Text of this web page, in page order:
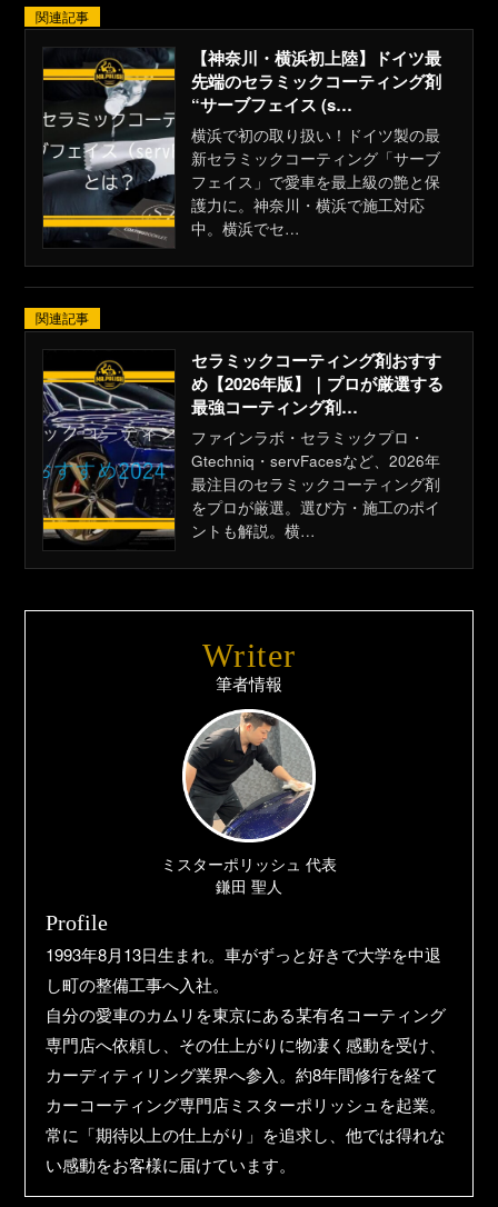
関連記事
【神奈川・横浜初上陸】ドイツ最
先端のセラミックコーティング剤
“サーブフェイス (s…
横浜で初の取り扱い！ドイツ製の最
新セラミックコーティング「サーブ
フェイス」で愛車を最上級の艶と保
護力に。神奈川・横浜で施工対応
中。横浜でセ…
関連記事
セラミックコーティング剤おすす
め【2026年版】｜プロが厳選する
最強コーティング剤…
ファインラボ・セラミックプロ・
Gtechniq・servFacesなど、2026年
最注目のセラミックコーティング剤
をプロが厳選。選び方・施工のポイ
ントも解説。横…
Writer
筆者情報
ミスターポリッシュ 代表
鎌田 聖人
Profile
1993年8月13日生まれ。車がずっと好きで大学を中退
し町の整備工事へ入社。
自分の愛車のカムリを東京にある某有名コーティング
専門店へ依頼し、その仕上がりに物凄く感動を受け、
カーディティリング業界へ参入。約8年間修行を経て
カーコーティング専門店ミスターポリッシュを起業。
常に「期待以上の仕上がり」を追求し、他では得れな
い感動をお客様に届けています。